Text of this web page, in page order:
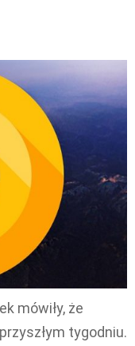
mówiły, że
tygodniu.